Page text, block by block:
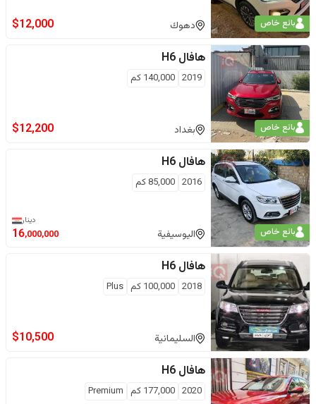
بائع خاص دهوك $12,000
بائع خاص
هافال H6
2019
140,000 كم
بغداد $12,200
بائع خاص
هافال H6
2016
85,000كم
اليوسيفية
دينار
16,000,000
هافال H6
2018
100,000 كم Plus
السليمانية $10,500
هافال H6
2020
177,000 كم Premium